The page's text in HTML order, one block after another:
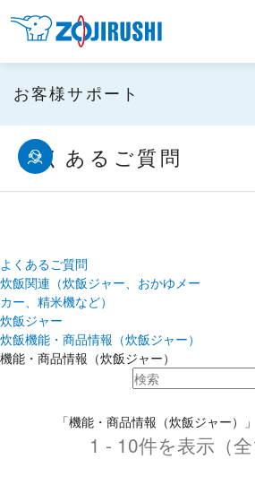
お客様サポート
よくあるご質問
よくあるご質問
炊飯関連（炊飯ジャー、おかゆメー
カー、精米機など）
炊飯ジャー
炊飯機能・商品情報（炊飯ジャー）
機能・商品情報（炊飯ジャー）
「機能・商品情報（炊飯ジャー）
1 - 10件を表示（全